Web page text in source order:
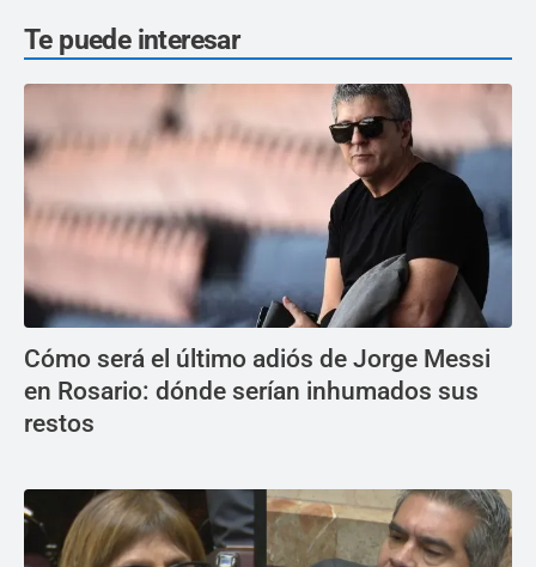
Te puede interesar
Cómo será el último adiós de Jorge Messi
en Rosario: dónde serían inhumados sus
restos